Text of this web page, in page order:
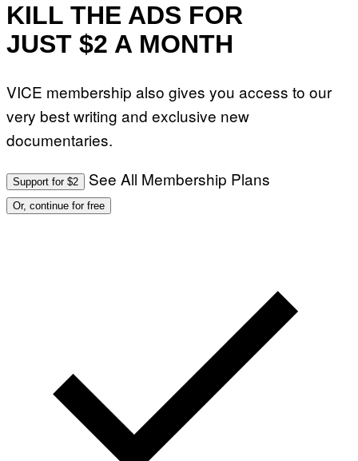
KILL THE ADS FOR
JUST $2 A MONTH
VICE membership also gives you access to our
very best writing and exclusive new
documentaries.
Support for $2 See All Membership Plans
Or, continue for free